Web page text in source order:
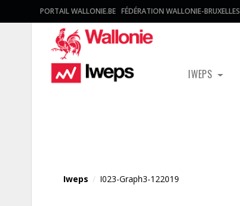
PORTAIL WALLONIE.BE FÉDÉRATION WALLONIE-BRUXELLES
IWEPS
Iweps / I023-Graph3-122019